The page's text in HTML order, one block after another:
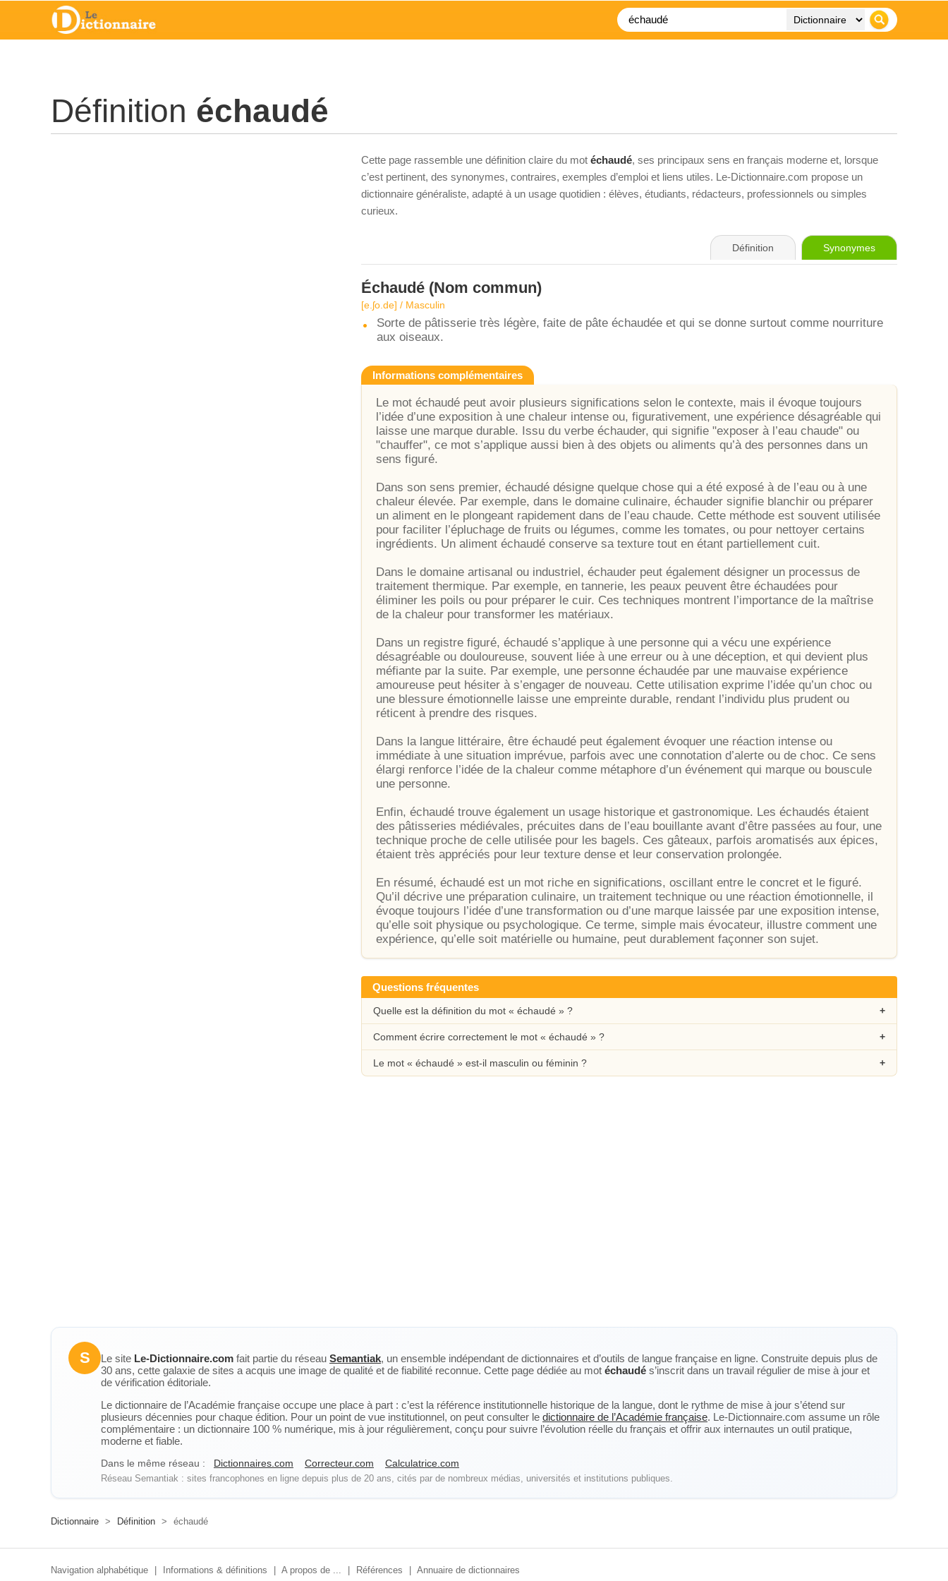
Définition échaudé
Cette page rassemble une définition claire du mot échaudé, ses principaux sens en français moderne et, lorsque
c’est pertinent, des synonymes, contraires, exemples d’emploi et liens utiles. Le-Dictionnaire.com propose un
dictionnaire généraliste, adapté à un usage quotidien : élèves, étudiants, rédacteurs, professionnels ou simples
curieux.
Définition Synonymes
Échaudé (Nom commun)
[e.ʃo.de] / Masculin
Sorte de pâtisserie très légère, faite de pâte échaudée et qui se donne surtout comme nourriture
aux oiseaux.
Informations complémentaires
Le mot échaudé peut avoir plusieurs significations selon le contexte, mais il évoque toujours
l’idée d’une exposition à une chaleur intense ou, figurativement, une expérience désagréable qui
laisse une marque durable. Issu du verbe échauder, qui signifie "exposer à l’eau chaude" ou
"chauffer", ce mot s’applique aussi bien à des objets ou aliments qu’à des personnes dans un
sens figuré.
Dans son sens premier, échaudé désigne quelque chose qui a été exposé à de l’eau ou à une
chaleur élevée. Par exemple, dans le domaine culinaire, échauder signifie blanchir ou préparer
un aliment en le plongeant rapidement dans de l’eau chaude. Cette méthode est souvent utilisée
pour faciliter l’épluchage de fruits ou légumes, comme les tomates, ou pour nettoyer certains
ingrédients. Un aliment échaudé conserve sa texture tout en étant partiellement cuit.
Dans le domaine artisanal ou industriel, échauder peut également désigner un processus de
traitement thermique. Par exemple, en tannerie, les peaux peuvent être échaudées pour
éliminer les poils ou pour préparer le cuir. Ces techniques montrent l’importance de la maîtrise
de la chaleur pour transformer les matériaux.
Dans un registre figuré, échaudé s’applique à une personne qui a vécu une expérience
désagréable ou douloureuse, souvent liée à une erreur ou à une déception, et qui devient plus
méfiante par la suite. Par exemple, une personne échaudée par une mauvaise expérience
amoureuse peut hésiter à s’engager de nouveau. Cette utilisation exprime l’idée qu’un choc ou
une blessure émotionnelle laisse une empreinte durable, rendant l’individu plus prudent ou
réticent à prendre des risques.
Dans la langue littéraire, être échaudé peut également évoquer une réaction intense ou
immédiate à une situation imprévue, parfois avec une connotation d’alerte ou de choc. Ce sens
élargi renforce l’idée de la chaleur comme métaphore d’un événement qui marque ou bouscule
une personne.
Enfin, échaudé trouve également un usage historique et gastronomique. Les échaudés étaient
des pâtisseries médiévales, précuites dans de l’eau bouillante avant d’être passées au four, une
technique proche de celle utilisée pour les bagels. Ces gâteaux, parfois aromatisés aux épices,
étaient très appréciés pour leur texture dense et leur conservation prolongée.
En résumé, échaudé est un mot riche en significations, oscillant entre le concret et le figuré.
Qu’il décrive une préparation culinaire, un traitement technique ou une réaction émotionnelle, il
évoque toujours l’idée d’une transformation ou d’une marque laissée par une exposition intense,
qu’elle soit physique ou psychologique. Ce terme, simple mais évocateur, illustre comment une
expérience, qu’elle soit matérielle ou humaine, peut durablement façonner son sujet.
Questions fréquentes
Quelle est la définition du mot « échaudé » ?
Comment écrire correctement le mot « échaudé » ?
Le mot « échaudé » est-il masculin ou féminin ?
S Le site Le-Dictionnaire.com fait partie du réseau Semantiak, un ensemble indépendant de dictionnaires et d’outils de langue française en ligne. Construite depuis plus de
30 ans, cette galaxie de sites a acquis une image de qualité et de fiabilité reconnue. Cette page dédiée au mot échaudé s’inscrit dans un travail régulier de mise à jour et
de vérification éditoriale.
Le dictionnaire de l’Académie française occupe une place à part : c’est la référence institutionnelle historique de la langue, dont le rythme de mise à jour s’étend sur
plusieurs décennies pour chaque édition. Pour un point de vue institutionnel, on peut consulter le dictionnaire de l’Académie française. Le-Dictionnaire.com assume un rôle
complémentaire : un dictionnaire 100 % numérique, mis à jour régulièrement, conçu pour suivre l’évolution réelle du français et offrir aux internautes un outil pratique,
moderne et fiable.
Dans le même réseau : Dictionnaires.com Correcteur.com Calculatrice.com
Réseau Semantiak : sites francophones en ligne depuis plus de 20 ans, cités par de nombreux médias, universités et institutions publiques.
Dictionnaire > Définition > échaudé
Navigation alphabétique Informations & définitions A propos de ... Références
Annuaire de dictionnaires